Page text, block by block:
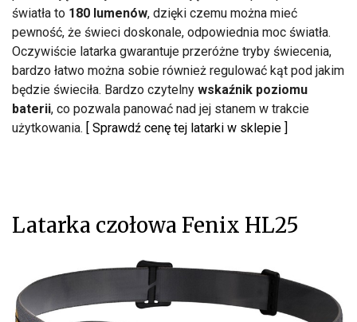
światła to 180 lumenów, dzięki czemu można mieć
pewność, że świeci doskonale, odpowiednia moc światła.
Oczywiście latarka gwarantuje przeróżne tryby świecenia,
bardzo łatwo można sobie również regulować kąt pod jakim
będzie świeciła. Bardzo czytelny wskaźnik poziomu
baterii, co pozwala panować nad jej stanem w trakcie
użytkowania.
[ Sprawdź cenę tej latarki w sklepie ]
Latarka czołowa Fenix HL25